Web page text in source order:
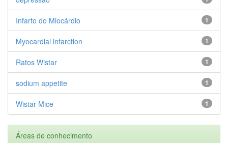
1
Infarto do Miocárdio
1
Myocardial infarction
1
Ratos Wistar
1
sodium appetite
1
Wistar Mice
Áreas de conhecimento